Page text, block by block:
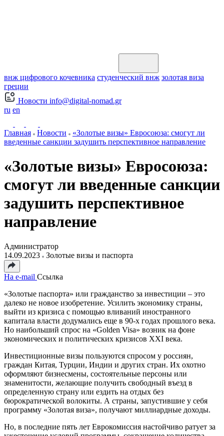
внж цифрового кочевника студенческий внж золотая виза
греции
Новости info@digital-nomad.gr
ru en
Главная Новости
«Золотые визы» Евросоюза: смогут ли
введенные санкции задушить перспективное направление
«Золотые визы» Евросоюза:
смогут ли введенные санкции
задушить перспективное
направление
Администратор
14.09.2023
Золотые визы и паспорта
На e-mail Ссылка
«Золотые паспорта» или гражданство за инвестиции – это
далеко не новое изобретение. Усилить экономику страны,
выйти из кризиса с помощью вливаний иностранного
капитала власти додумались еще в 90-х годах прошлого века.
Но наибольший спрос на «Golden Visa» возник на фоне
экономических и политических кризисов XXI века.
Инвестиционные визы пользуются спросом у россиян,
граждан Китая, Турции, Индии и других стран. Их охотно
оформляют бизнесмены, состоятельные персоны или
знаменитости, желающие получить свободный въезд в
определенную страну или ездить на отдых без
бюрократической волокиты. А страны, запустившие у себя
программу «Золотая виза», получают миллиардные доходы.
Но, в последние пять лет Еврокомиссия настойчиво ратует за